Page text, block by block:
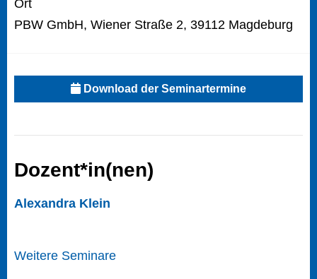
Ort
PBW GmbH, Wiener Straße 2, 39112 Magdeburg
Download der Seminartermine
Dozent*in(nen)
Alexandra Klein
Weitere Seminare